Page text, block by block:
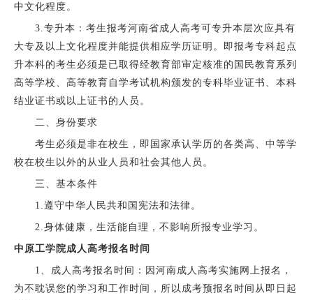
中文化程度。
3.专升本：考生报考河南省成人高考可专升本层次应具有
大专及以上文化程度并能提供相应学历证明。即报考专科起点
升本科的考生必须是已取得经教育部审定核准的国民教育系列
高等学校、高等教育自学考试机构颁发的专科毕业证书、本科
结业证书或以上证书的人员。
二、身份要求
考生必须是非在校生，即国家承认学历的各类高、中等学
校在校生以外的从业人员和社会其他人员。
三、基本条件
1.遵守中华人民共和国宪法和法律。
2.身体健康，生活能自理，不影响所报专业学习。
中原工学院成人高考报名时间
1、成人高考报名时间：因河南成人高考实施网上报名，
为不耽误您的学习和工作时间，所以成考预报名时间从即日起